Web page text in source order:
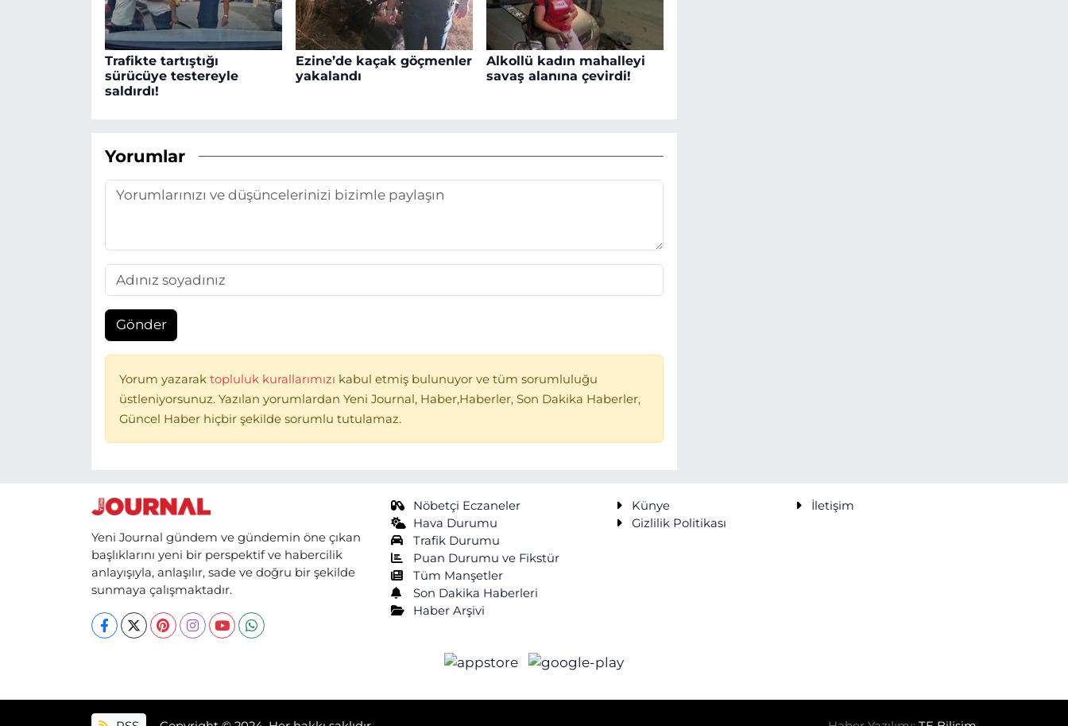
Trafikte tartıştığı
sürücüye testereyle
saldırdı!
Ezine’de kaçak göçmenler
yakalandı
Alkollü kadın mahalleyi
savaş alanına çevirdi!
Yorumlar
Gönder
Yorum yazarak topluluk kurallarımızı kabul etmiş bulunuyor ve tüm sorumluluğu
üstleniyorsunuz. Yazılan yorumlardan Yeni Journal, Haber,Haberler, Son Dakika Haberler,
Güncel Haber hiçbir şekilde sorumlu tutulamaz.
Yeni Journal gündem ve gündemin öne çıkan
başlıklarını yeni bir perspektif ve habercilik
anlayışıyla, anlaşılır, sade ve doğru bir şekilde
sunmaya çalışmaktadır.
Nöbetçi Eczaneler
Hava Durumu
Trafik Durumu
Puan Durumu ve Fikstür
Tüm Manşetler
Son Dakika Haberleri
Haber Arşivi
Künye
İletişim
Gizlilik Politikası